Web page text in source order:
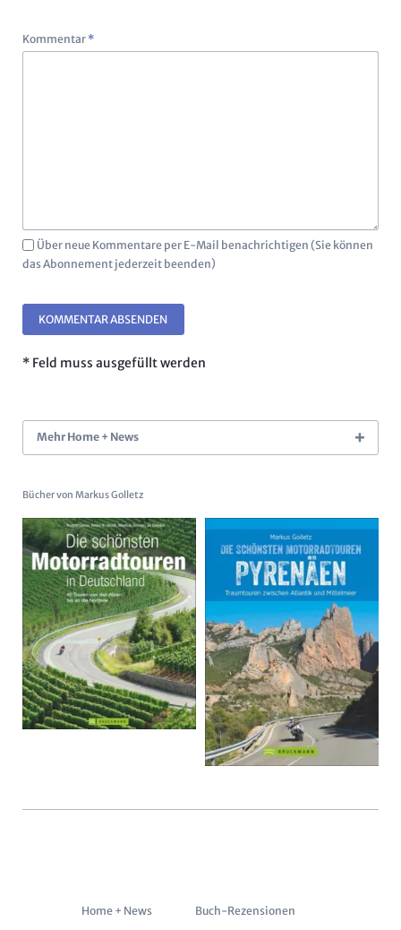
Pflichtfeld
Kommentar *
Über neue Kommentare per E-Mail benachrichtigen (Sie können
das Abonnement jederzeit beenden)
KOMMENTAR ABSENDEN
* Feld muss ausgefüllt werden
Mehr Home + News
Bücher von Markus Golletz
Navigation
Home + News Buch-Rezensionen